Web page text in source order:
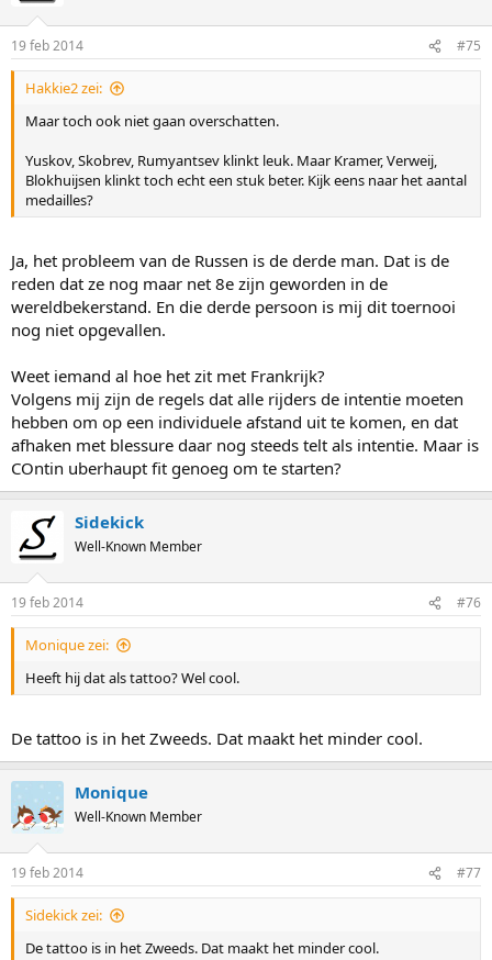
19 feb 2014 #75
Hakkie2 zei:
Maar toch ook niet gaan overschatten.
Yuskov, Skobrev, Rumyantsev klinkt leuk. Maar Kramer, Verweij,
Blokhuijsen klinkt toch echt een stuk beter. Kijk eens naar het aantal
medailles?
Ja, het probleem van de Russen is de derde man. Dat is de
reden dat ze nog maar net 8e zijn geworden in de
wereldbekerstand. En die derde persoon is mij dit toernooi
nog niet opgevallen.
Weet iemand al hoe het zit met Frankrijk?
Volgens mij zijn de regels dat alle rijders de intentie moeten
hebben om op een individuele afstand uit te komen, en dat
afhaken met blessure daar nog steeds telt als intentie. Maar is
COntin uberhaupt fit genoeg om te starten?
Sidekick
Well-Known Member
19 feb 2014 #76
Monique zei:
Heeft hij dat als tattoo? Wel cool.
De tattoo is in het Zweeds. Dat maakt het minder cool.
Monique
Well-Known Member
19 feb 2014 #77
Sidekick zei:
De tattoo is in het Zweeds. Dat maakt het minder cool.